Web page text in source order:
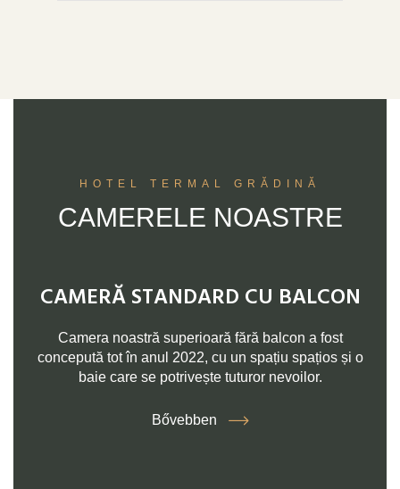
HOTEL TERMAL GRĂDINĂ
CAMERELE NOASTRE
CAMERĂ STANDARD CU BALCON
Camera noastră superioară fără balcon a fost
concepută tot în anul 2022, cu un spațiu spațios și o
baie care se potrivește tuturor nevoilor.
Bővebben